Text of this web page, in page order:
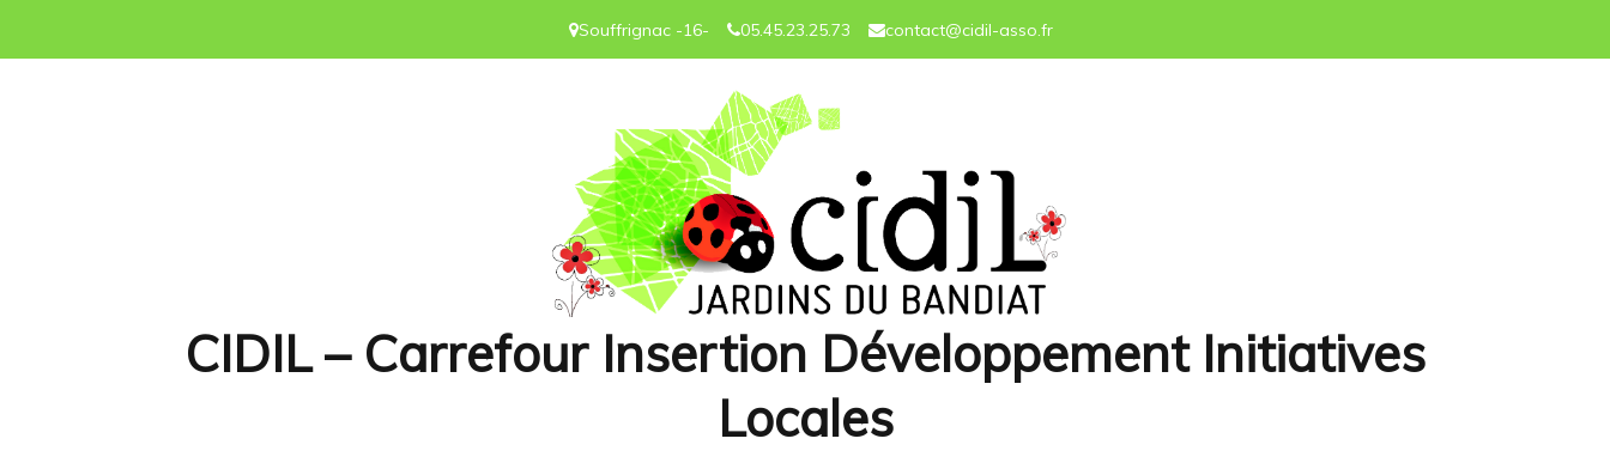
Souffrignac -16- 05.45.23.25.73 contact@cidil-asso.fr
CIDIL – Carrefour Insertion Développement Initiatives
Locales